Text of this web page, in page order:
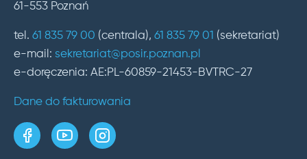
61-553 Poznań
tel. 61 835 79 00 (centrala), 61 835 79 01 (sekretariat)
e-mail: sekretariat@posir.poznan.pl
e-doręczenia: AE:PL-60859-21453-BVTRC-27
Dane do fakturowania
strona w serwisie Facebook
kanał w serwisie YouTube
profil w serwisie Instagram